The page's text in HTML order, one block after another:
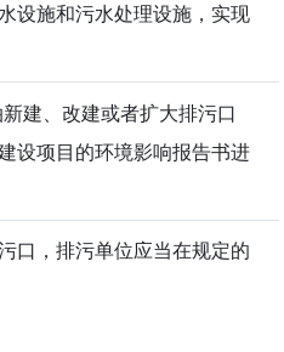
设施和污水处理设施，实现
建、改建或者扩大排污口
设项目的环境影响报告书进
口，排污单位应当在规定的